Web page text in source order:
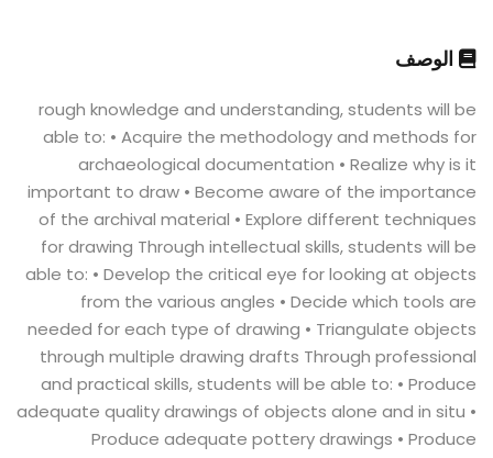
الوصف
rough knowledge and understanding, students will be
able to: • Acquire the methodology and methods for
archaeological documentation • Realize why is it
important to draw • Become aware of the importance
of the archival material • Explore different techniques
for drawing Through intellectual skills, students will be
able to: • Develop the critical eye for looking at objects
from the various angles • Decide which tools are
needed for each type of drawing • Triangulate objects
through multiple drawing drafts Through professional
and practical skills, students will be able to: • Produce
adequate quality drawings of objects alone and in situ •
Produce adequate pottery drawings • Produce